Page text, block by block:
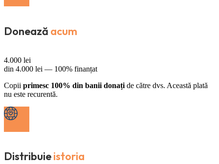
Donează acum
4.000 lei
din 4.000 lei — 100% finanțat
Copii primesc 100% din banii donați de către dvs. Această plată
nu este recurentă.
Distribuieistoria